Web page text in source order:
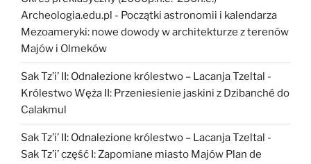
Archeologia.edu.pl - Początki astronomii i kalendarza
Mezoameryki: nowe dowody w architekturze z terenów
Majów i Olmeków
Sak Tz’i’ II: Odnalezione królestwo – Lacanja Tzeltal -
Królestwo Węża II: Przeniesienie jaskini z Dzibanché do
Calakmul
Sak Tz’i’ II: Odnalezione królestwo – Lacanja Tzeltal -
Sak Tz’i’ część I: Zapomiane miasto Majów Plan de